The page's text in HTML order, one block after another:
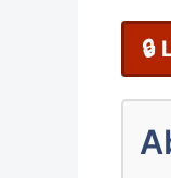
🔒